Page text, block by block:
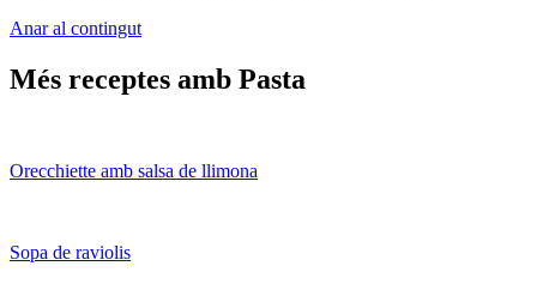
Anar al contingut
Més receptes amb Pasta
Orecchiette amb salsa de llimona
Sopa de raviolis